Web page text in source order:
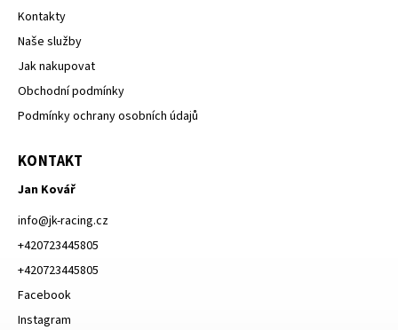
Kontakty
Naše služby
Jak nakupovat
Obchodní podmínky
Podmínky ochrany osobních údajů
KONTAKT
Jan Kovář
info@jk-racing.cz
+420723445805
+420723445805
Facebook
Instagram